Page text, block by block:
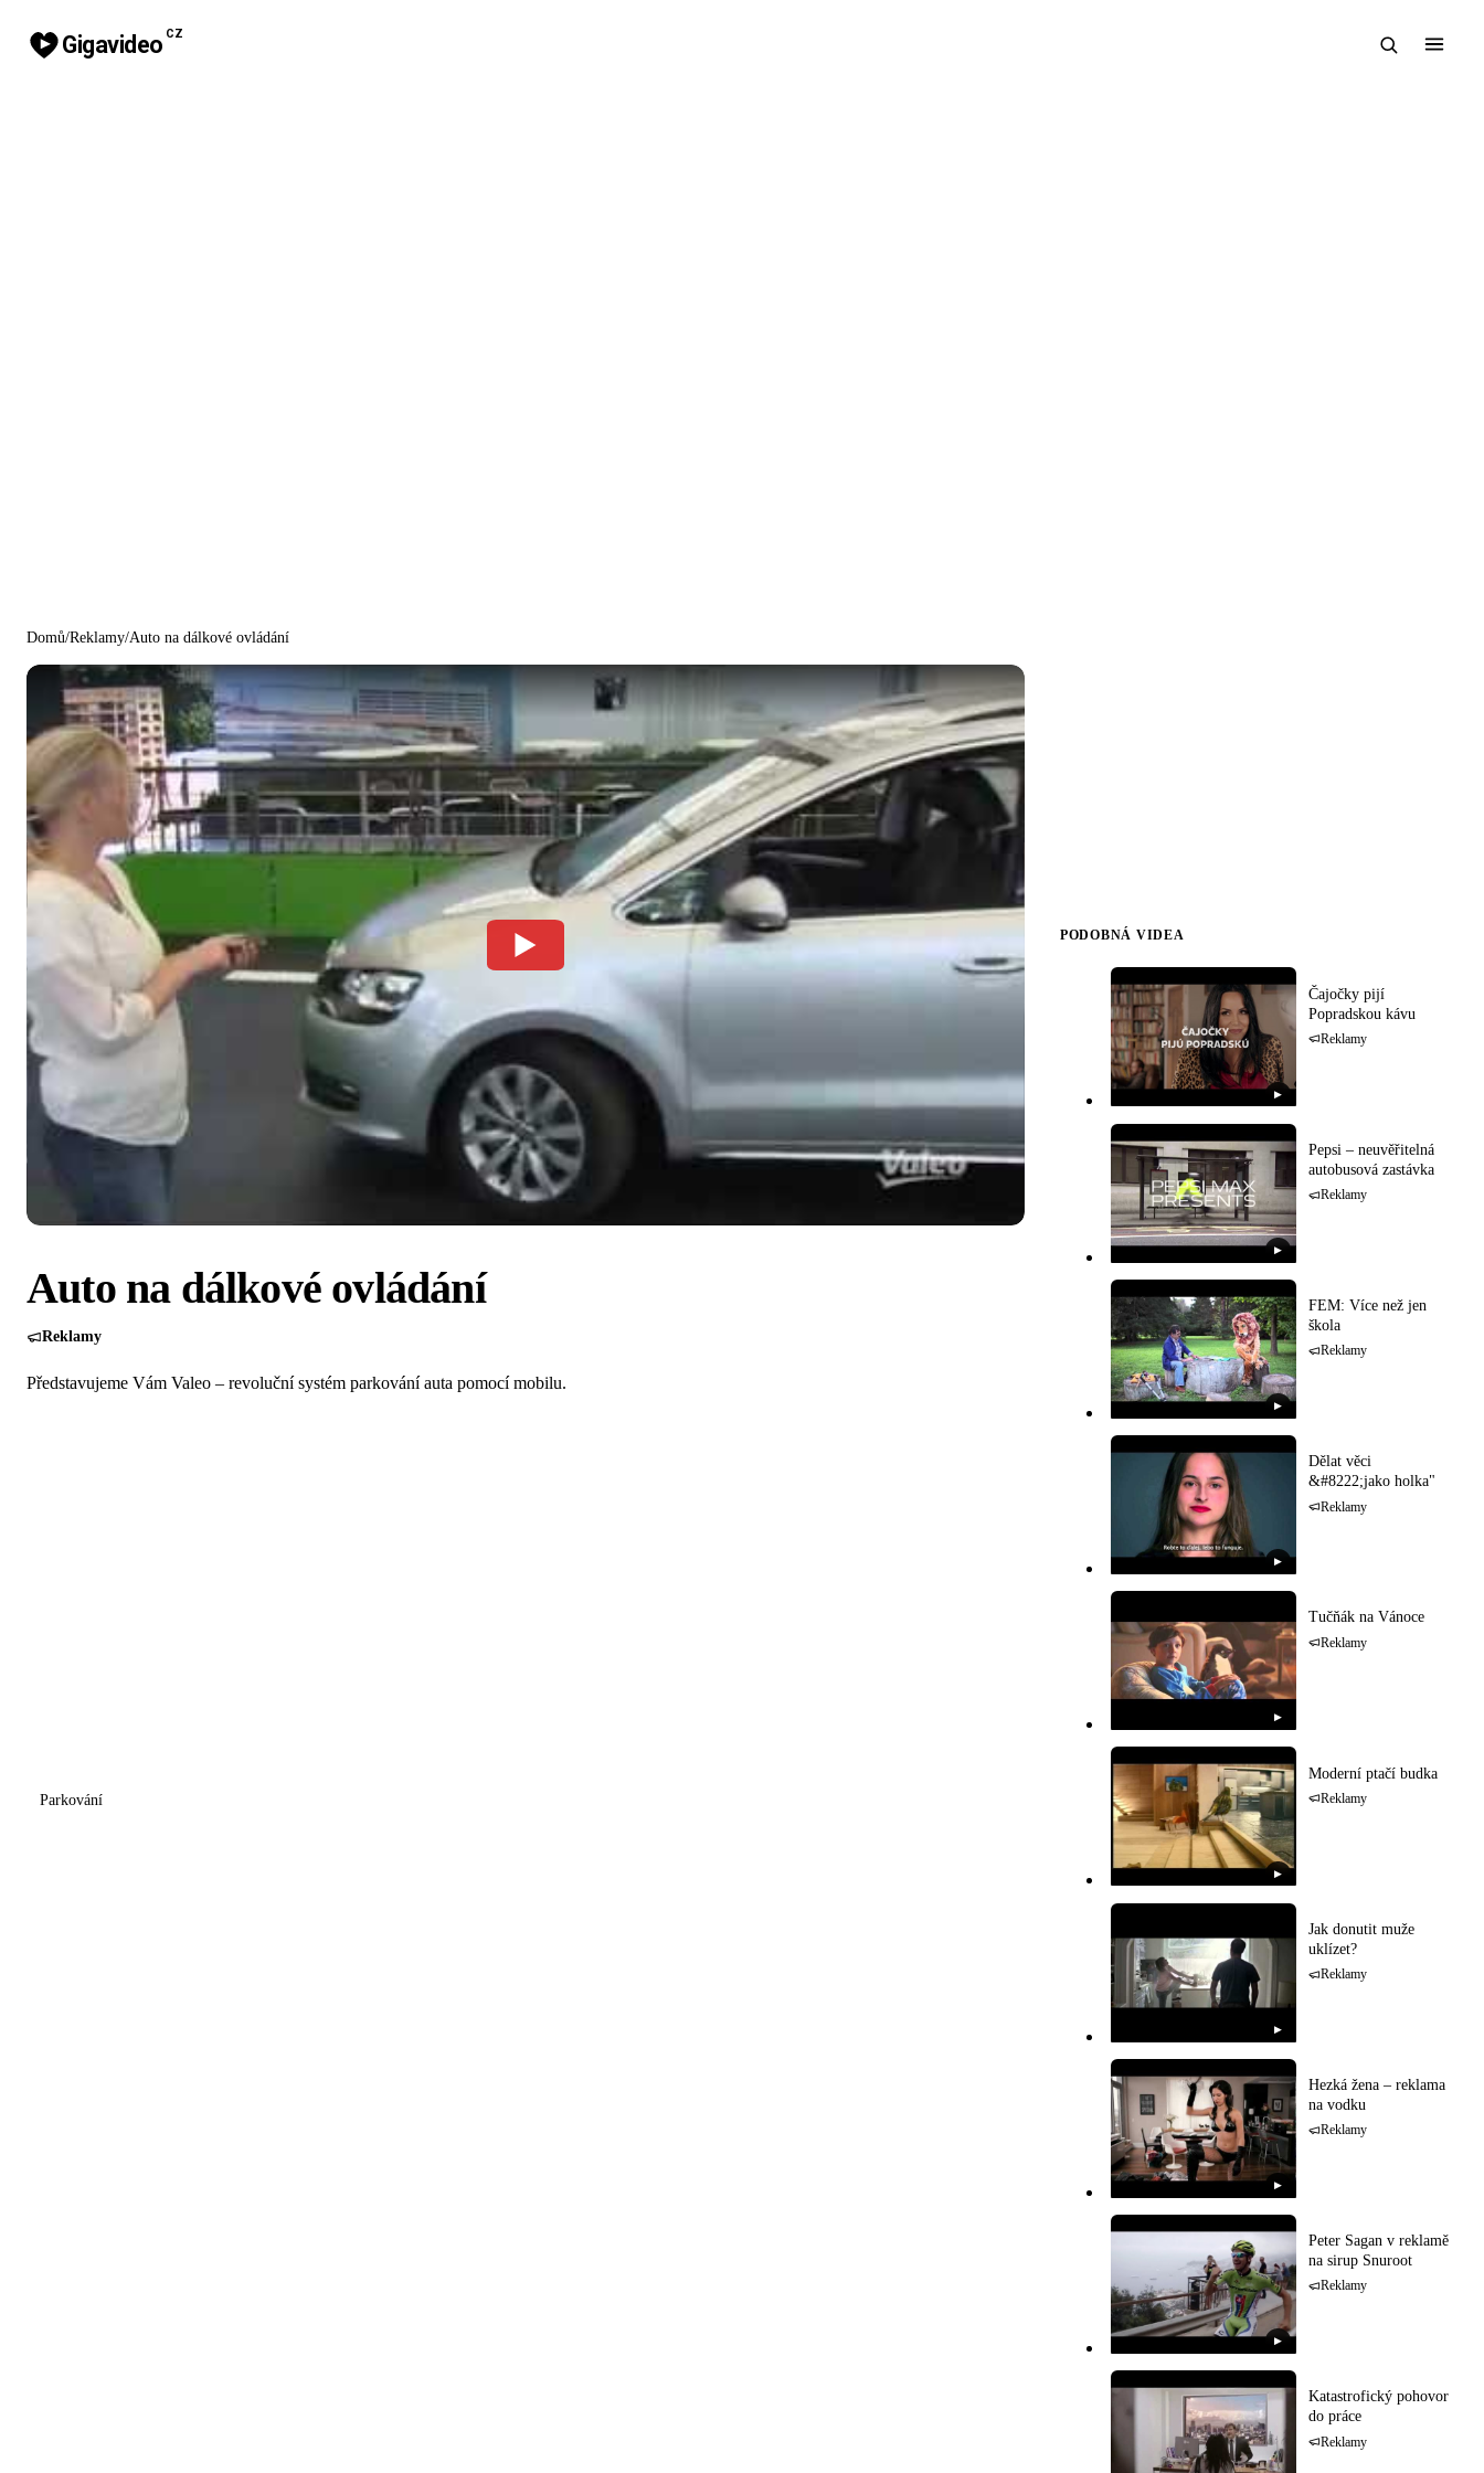
Gigavideo CZ
Domů/Reklamy/Auto na dálkové ovládání
Auto na dálkové ovládání
Reklamy
Představujeme Vám Valeo – revoluční systém parkování auta pomocí mobilu.
Parkování
PODOBNÁ VIDEA
▶
Čajočky pijí
Popradskou kávu
Reklamy
▶
Pepsi – neuvěřitelná
autobusová zastávka
Reklamy
▶
FEM: Více než jen
škola
Reklamy
▶
Dělat věci
&#8222;jako holka"
Reklamy
▶
Tučňák na Vánoce
Reklamy
▶
Moderní ptačí budka
Reklamy
▶
Jak donutit muže
uklízet?
Reklamy
▶
Hezká žena – reklama
na vodku
Reklamy
▶
Peter Sagan v reklamě
na sirup Snuroot
Reklamy
Katastrofický pohovor
do práce
Reklamy